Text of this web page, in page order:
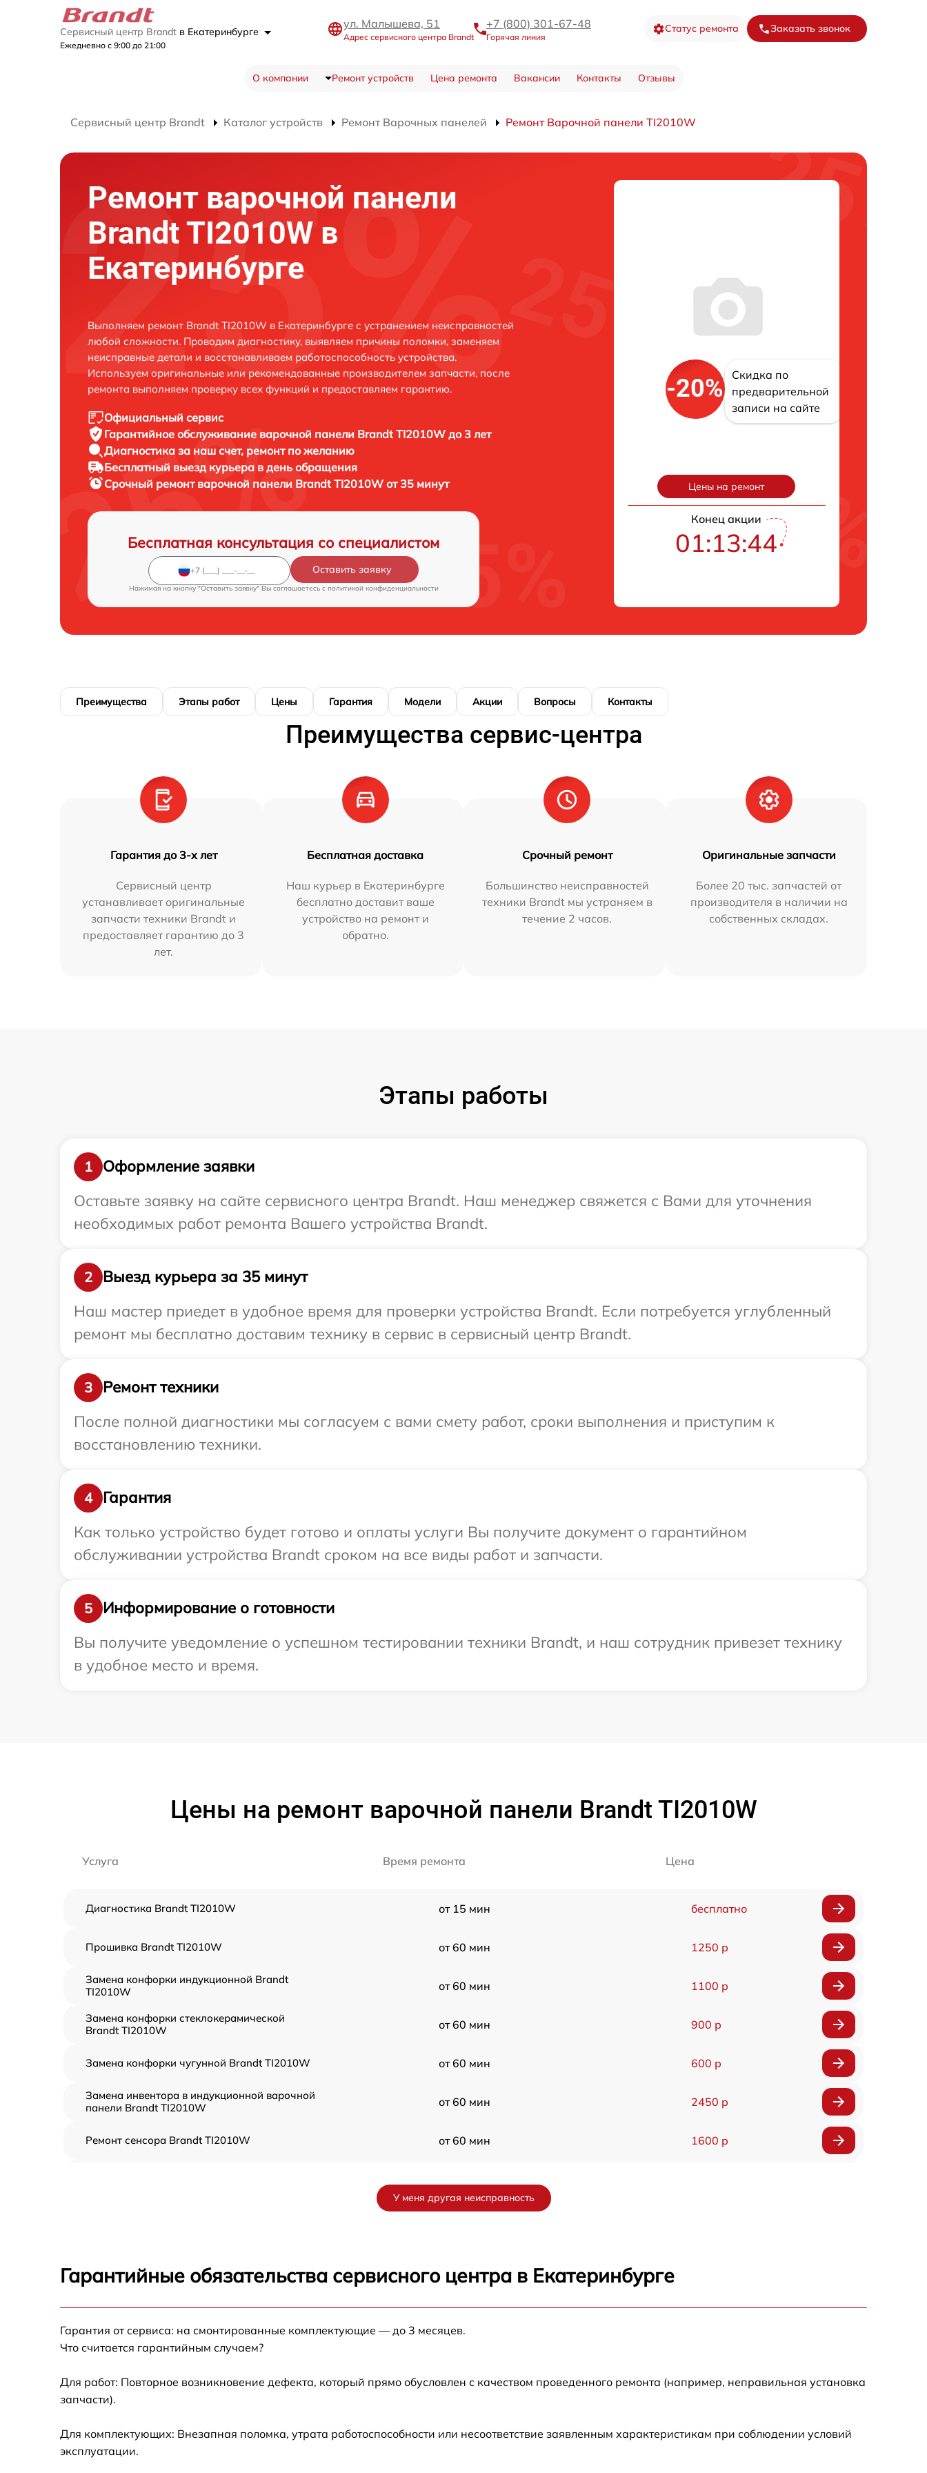
Сервисный центр Brandt в Екатеринбурге
Ежедневно с 9:00 до 21:00
ул. Малышева, 51
Адрес сервисного центра Brandt
+7 (800) 301-67-48
Горячая линия
Статус ремонта Заказать звонок
О компании Ремонт устройств Цена ремонта Вакансии Контакты Отзывы
Сервисный центр Brandt Каталог устройств Ремонт Варочных панелей Ремонт Варочной панели TI2010W
Ремонт варочной панели
Brandt TI2010W в
Екатеринбурге
Выполняем ремонт Brandt TI2010W в Екатеринбурге с устранением неисправностей
любой сложности. Проводим диагностику, выявляем причины поломки, заменяем
неисправные детали и восстанавливаем работоспособность устройства.
Используем оригинальные или рекомендованные производителем запчасти, после
ремонта выполняем проверку всех функций и предоставляем гарантию.
Официальный сервис
Гарантийное обслуживание варочной панели Brandt TI2010W до 3 лет
Диагностика за наш счет, ремонт по желанию
Бесплатный выезд курьера в день обращения
Срочный ремонт варочной панели Brandt TI2010W от 35 минут
Бесплатная консультация со специалистом
Оставить заявку
Нажимая на кнопку "Оставить заявку" Вы соглашаетесь c политикой конфиденциальности
-20%
Скидка по
предварительной
записи на сайте
Цены на ремонт
Конец акции
01:13:43
Преимущества Этапы работ Цены Гарантия Модели Акции Вопросы Контакты
Преимущества сервис-центра
Гарантия до 3-х лет
Сервисный центр
устанавливает оригинальные
запчасти техники Brandt и
предоставляет гарантию до 3
лет.
Бесплатная доставка
Наш курьер в Екатеринбурге
бесплатно доставит ваше
устройство на ремонт и
обратно.
Срочный ремонт
Большинство неисправностей
техники Brandt мы устраняем в
течение 2 часов.
Оригинальные запчасти
Более 20 тыс. запчастей от
производителя в наличии на
собственных складах.
Этапы работы
1
Оформление заявки
Оставьте заявку на сайте сервисного центра Brandt. Наш менеджер свяжется с Вами для уточнения
необходимых работ ремонта Вашего устройства Brandt.
2
Выезд курьера за 35 минут
Наш мастер приедет в удобное время для проверки устройства Brandt. Если потребуется углубленный
ремонт мы бесплатно доставим технику в сервис в сервисный центр Brandt.
3
Ремонт техники
После полной диагностики мы согласуем с вами смету работ, сроки выполнения и приступим к
восстановлению техники.
4
Гарантия
Как только устройство будет готово и оплаты услуги Вы получите документ о гарантийном
обслуживании устройства Brandt сроком на все виды работ и запчасти.
5
Информирование о готовности
Вы получите уведомление о успешном тестировании техники Brandt, и наш сотрудник привезет технику
в удобное место и время.
Цены на ремонт варочной панели Brandt TI2010W
Услуга Время ремонта Цена
Диагностика Brandt TI2010W от 15 мин бесплатно
Прошивка Brandt TI2010W от 60 мин 1250 р
Замена конфорки индукционной Brandt
TI2010W
от 60 мин 1100 р
Замена конфорки стеклокерамической
Brandt TI2010W
от 60 мин 900 р
Замена конфорки чугунной Brandt TI2010W от 60 мин 600 р
Замена инвентора в индукционной варочной
панели Brandt TI2010W
от 60 мин 2450 р
Ремонт сенсора Brandt TI2010W от 60 мин 1600 р
Замена сенсора Brandt TI2010W от 60 мин
У меня другая неисправность
Гарантийные обязательства сервисного центра в Екатеринбурге
Гарантия от сервиса: на смонтированные комплектующие — до 3 месяцев.
Что считается гарантийным случаем?
Для работ: Повторное возникновение дефекта, который прямо обусловлен с качеством проведенного ремонта (например, неправильная установка
запчасти).
Для комплектующих: Внезапная поломка, утрата работоспособности или несоответствие заявленным характеристикам при соблюдении условий
эксплуатации.